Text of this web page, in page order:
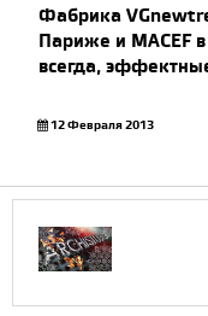
Обзор
Объект
Репортаж
Дизайн
Фабрика
Париже и MACEF
всегда,
12 Февраля 2013